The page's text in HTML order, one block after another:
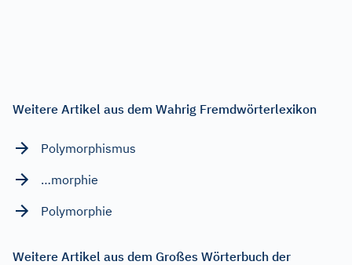
Weitere Artikel aus dem Wahrig Fremdwörterlexikon
Polymorphismus
…morphie
Polymorphie
Weitere Artikel aus dem Großes Wörterbuch der